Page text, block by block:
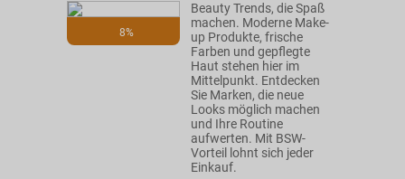
8%
Beauty Trends, die Spaß
machen. Moderne Make-
up Produkte, frische
Farben und gepflegte
Haut stehen hier im
Mittelpunkt. Entdecken
Sie Marken, die neue
Looks möglich machen
und Ihre Routine
aufwerten. Mit BSW-
Vorteil lohnt sich jeder
Einkauf.